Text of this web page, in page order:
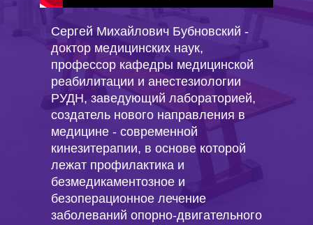
Сергей Михайлович Бубновский -
доктор медицинских наук,
профессор кафедры медицинской
реабилитации и анестезиологии
РУДН, заведующий лабораторией,
создатель нового направления в
медицине - современной
кинезитерапии, в основе которой
лежат профилактика и
безмедикаментозное и
безоперационное лечение
заболеваний опорно-двигательного